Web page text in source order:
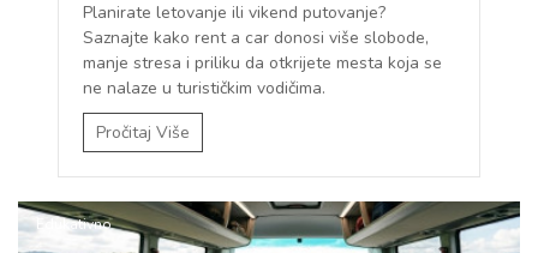
Planirate letovanje ili vikend putovanje?
Saznajte kako rent a car donosi više slobode,
manje stresa i priliku da otkrijete mesta koja se
ne nalaze u turističkim vodičima.
Pročitaj Više
Edukativno